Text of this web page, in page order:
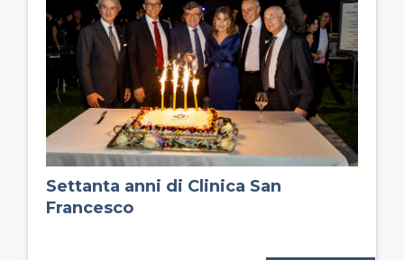
Settanta anni di Clinica San
Francesco